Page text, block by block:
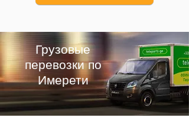
Грузовые
перевозкипо
Имерети